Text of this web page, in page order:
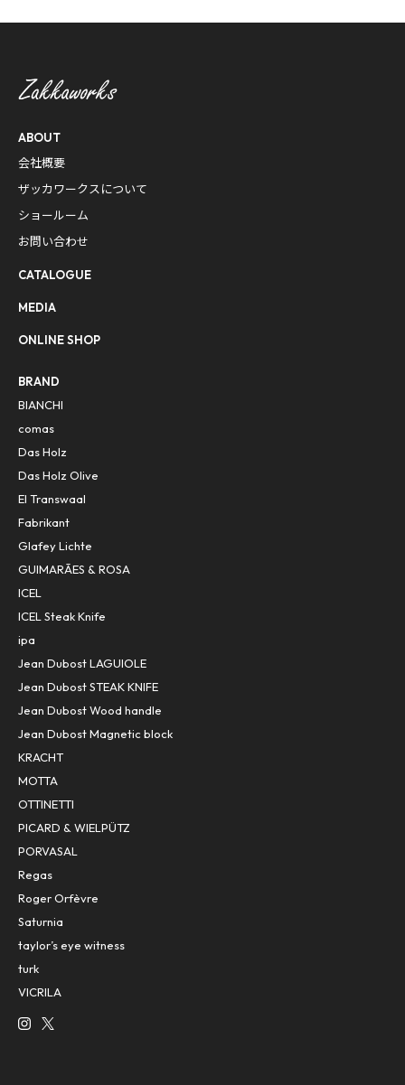
ABOUT
会社概要
ザッカワークスについて
ショールーム
お問い合わせ
CATALOGUE
MEDIA
ONLINE SHOP
BRAND
BIANCHI
comas
Das Holz
Das Holz Olive
El Transwaal
Fabrikant
Glafey Lichte
GUIMARÃES & ROSA
ICEL
ICEL Steak Knife
ipa
Jean Dubost LAGUIOLE
Jean Dubost STEAK KNIFE
Jean Dubost Wood handle
Jean Dubost Magnetic block
KRACHT
MOTTA
OTTINETTI
PICARD & WIELPÜTZ
PORVASAL
Regas
Roger Orfèvre
Saturnia
taylor’s eye witness
turk
VICRILA